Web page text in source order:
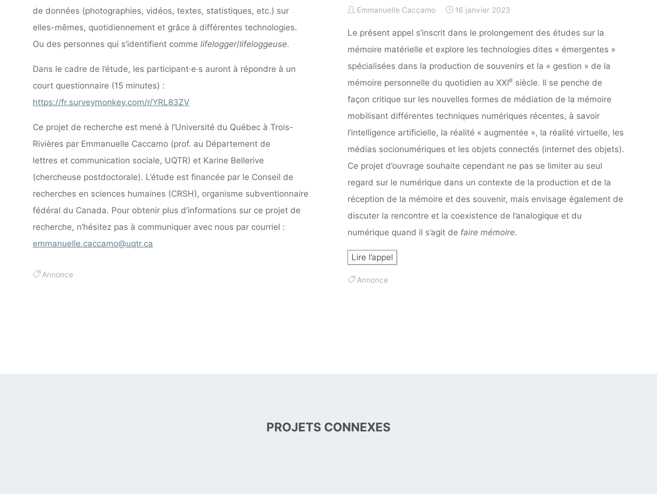
de données (photographies, vidéos, textes, statistiques, etc.) sur
elles-mêmes, quotidiennement et grâce à différentes technologies.
Ou des personnes qui s’identifient comme lifelogger/lifeloggeuse.
Dans le cadre de l’étude, les participant·e·s auront à répondre à un
court questionnaire (15 minutes) :
https://fr.surveymonkey.com/r/YRL83ZV
Ce projet de recherche est mené à l’Université du Québec à Trois-
Rivières par Emmanuelle Caccamo (prof. au Département de
lettres et communication sociale, UQTR) et Karine Bellerive
(chercheuse postdoctorale). L’étude est financée par le Conseil de
recherches en sciences humaines (CRSH), organisme subventionnaire
fédéral du Canada. Pour obtenir plus d’informations sur ce projet de
recherche, n’hésitez pas à communiquer avec nous par courriel :
emmanuelle.caccamo@uqtr.ca
Annonce
Emmanuelle Caccamo 16 janvier 2023
Le présent appel s’inscrit dans le prolongement des études sur la
mémoire matérielle et explore les technologies dites « émergentes »
spécialisées dans la production de souvenirs et la « gestion » de la
mémoire personnelle du quotidien au XXIe siècle. Il se penche de
façon critique sur les nouvelles formes de médiation de la mémoire
mobilisant différentes techniques numériques récentes, à savoir
l’intelligence artificielle, la réalité « augmentée », la réalité virtuelle, les
médias socionumériques et les objets connectés (internet des objets).
Ce projet d’ouvrage souhaite cependant ne pas se limiter au seul
regard sur le numérique dans un contexte de la production et de la
réception de la mémoire et des souvenir, mais envisage également de
discuter la rencontre et la coexistence de l’analogique et du
numérique quand il s’agit de faire mémoire.
Lire l’appel
Annonce
PROJETS CONNEXES